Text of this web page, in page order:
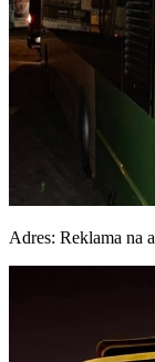
Adres: Reklama na